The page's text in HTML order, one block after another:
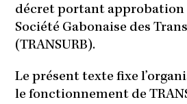
décret portant approbation
Société Gabonaise des
(TRANSURB).
Le présent texte fixe
le fonctionnement de